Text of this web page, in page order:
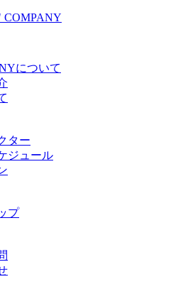
について
ター
ジュール
プ